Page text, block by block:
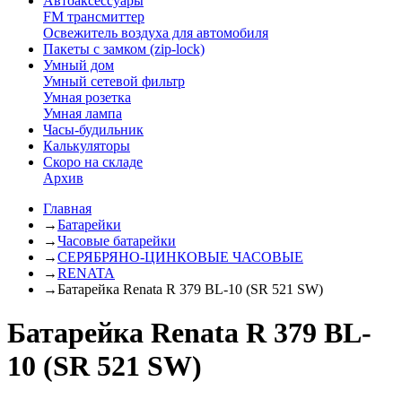
FM трансмиттер
Освежитель воздуха для автомобиля
Пакеты с замком (zip-lock)
Умный дом
Умный сетевой фильтр
Умная розетка
Умная лампа
Часы-будильник
Калькуляторы
Скоро на складе
Архив
Главная
→Батарейки
→Часовые батарейки
→СЕРЯБРЯНО-ЦИНКОВЫЕ ЧАСОВЫЕ
→RENATA
→Батарейка Renata R 379 BL-10 (SR 521 SW)
Батарейка Renata R 379 BL-
10 (SR 521 SW)